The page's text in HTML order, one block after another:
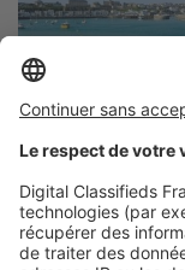
Image